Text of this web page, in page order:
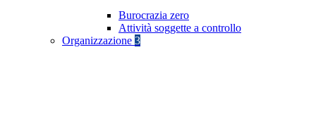
Burocrazia zero
Attività soggette a controllo
Organizzazione 3